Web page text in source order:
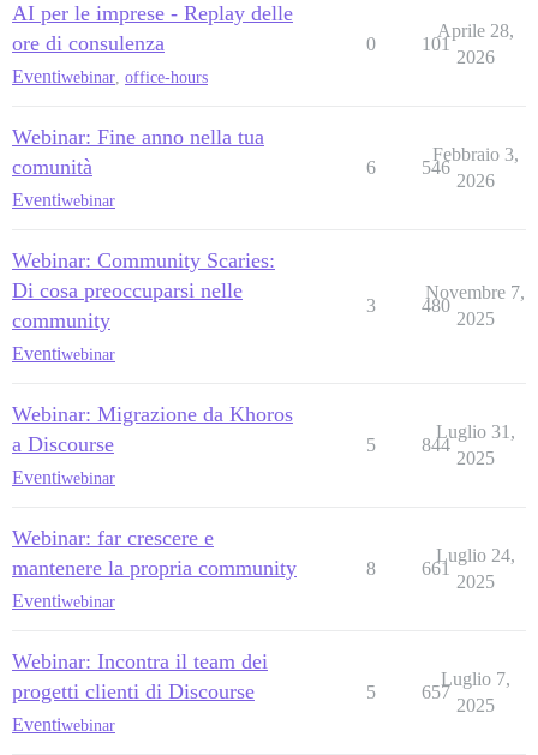
AI per le imprese - Replay delle
ore di consulenza
Eventiwebinar office-hours
0 101
Aprile 28,
2026
Webinar: Fine anno nella tua
comunità
Eventiwebinar
6 546
Febbraio 3,
2026
Webinar: Community Scaries:
Di cosa preoccuparsi nelle
community
Eventiwebinar
3 480
Novembre 7,
2025
Webinar: Migrazione da Khoros
a Discourse
Eventiwebinar
5 844
Luglio 31,
2025
Webinar: far crescere e
mantenere la propria community
Eventiwebinar
8 661
Luglio 24,
2025
Webinar: Incontra il team dei
progetti clienti di Discourse
Eventiwebinar
5 657
Luglio 7,
2025